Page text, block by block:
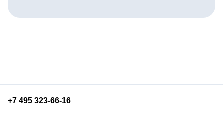
+7 495 323-66-16